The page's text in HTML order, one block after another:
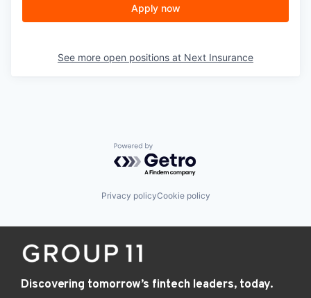
Apply now
See more open positions at Next Insurance
Powered by Getro.com
Privacy policyCookie policy
Discovering tomorrow’s fintech leaders, today.